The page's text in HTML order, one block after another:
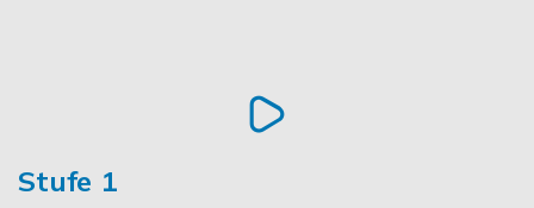
Stufe 1